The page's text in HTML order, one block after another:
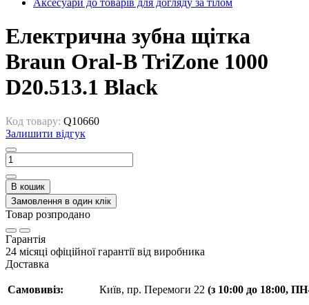
Аксесуари до товарів для догляду за тілом
Електрична зубна щітка
Braun Oral-B TriZone 1000
D20.513.1 Black
Код товару: Q10660
Залишити відгук
В кошик
Замовлення в один клік
Товар розпродано
Гарантія
24 місяці офіційної гарантії від виробника
Доставка
Самовивіз: Київ, пр. Перемоги 22 (з 10:00 до 18:00,